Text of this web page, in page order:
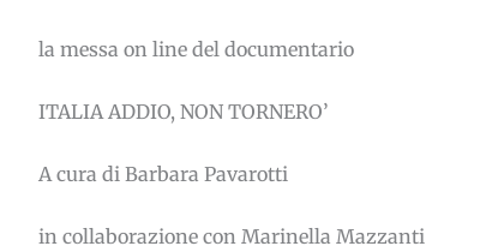
la messa on line del documentario
ITALIA ADDIO, NON TORNERO’
A cura di Barbara Pavarotti
in collaborazione con Marinella Mazzanti